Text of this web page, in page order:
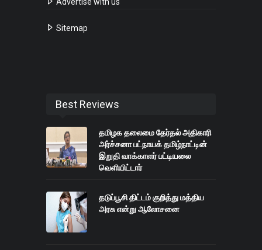
Advertise with us
Sitemap
Best Reviews
தமிழக தலைமை தேர்தல் அதிகாரி
அர்ச்சனா பட்நாயக் தமிழ்நாட்டின்
இறுதி வாக்காளர் பட்டியலை
வெளியிட்டார்
தடுப்பூசி திட்டம் குறித்து மத்திய
அரசு என்று ஆலோசனை